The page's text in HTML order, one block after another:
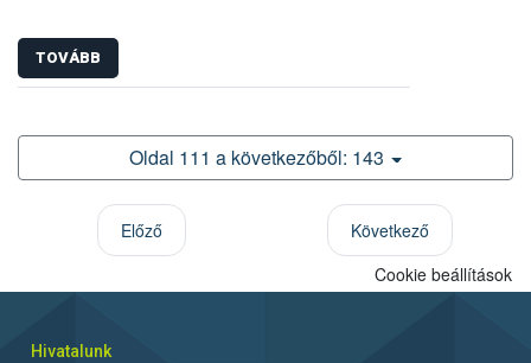
TOVÁBB
Oldal 111 a következőből: 143
Előző
Következő
Cookie beállítások
Hivatalunk